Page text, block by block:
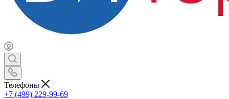
Телефоны
+7 (499) 229-99-69